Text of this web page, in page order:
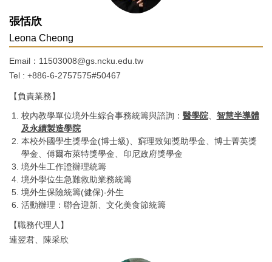
張恬欣
Leona Cheong
Email：11503008@gs.ncku.edu.tw
Tel : +886-6-2757575#50467
【負責業務】
校內教學單位境外生綜合事務統籌與諮詢： 醫學院、 智慧半導體
及永續製造學院
本校外國學生獎學金(博士級)、窮理致知獎助學金、博士菁英獎
學金、傅爾布萊特獎學金、印尼政府獎學金
境外生工作證辦理統籌
境外學位生急難救助業務統籌
境外生保險統籌(健保)-外生
活動辦理：聯合迎新、文化美食節統籌
【職務代理人】
連翌君、陳采欣